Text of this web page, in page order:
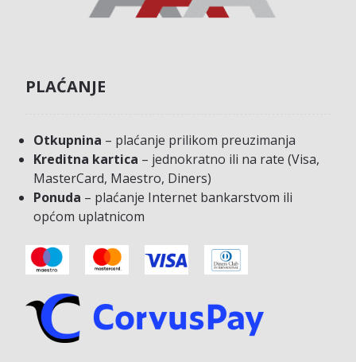
PLAĆANJE
Otkupnina – plaćanje prilikom preuzimanja
Kreditna kartica – jednokratno ili na rate (Visa,
MasterCard, Maestro, Diners)
Ponuda – plaćanje Internet bankarstvom ili
općom uplatnicom